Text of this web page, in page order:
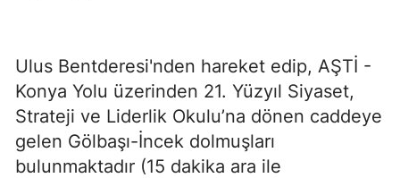
Ulus Bentderesi'nden hareket edip, AŞTİ -
Konya Yolu üzerinden 21. Yüzyıl Siyaset,
Strateji ve Liderlik Okulu’na dönen caddeye
gelen Gölbaşı-İncek dolmuşları
bulunmaktadır (15 dakika ara ile